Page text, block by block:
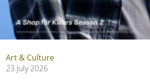
Art & Culture
23 July 2026